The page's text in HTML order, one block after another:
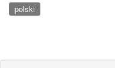
polski